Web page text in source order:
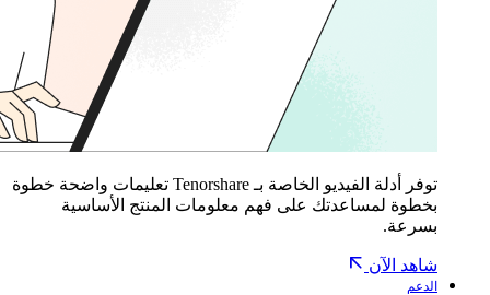
توفر أدلة الفيديو الخاصة بـ Tenorshare تعليمات واضحة خطوة
بخطوة لمساعدتك على فهم معلومات المنتج الأساسية
بسرعة.
شاهد الآن
الدعم